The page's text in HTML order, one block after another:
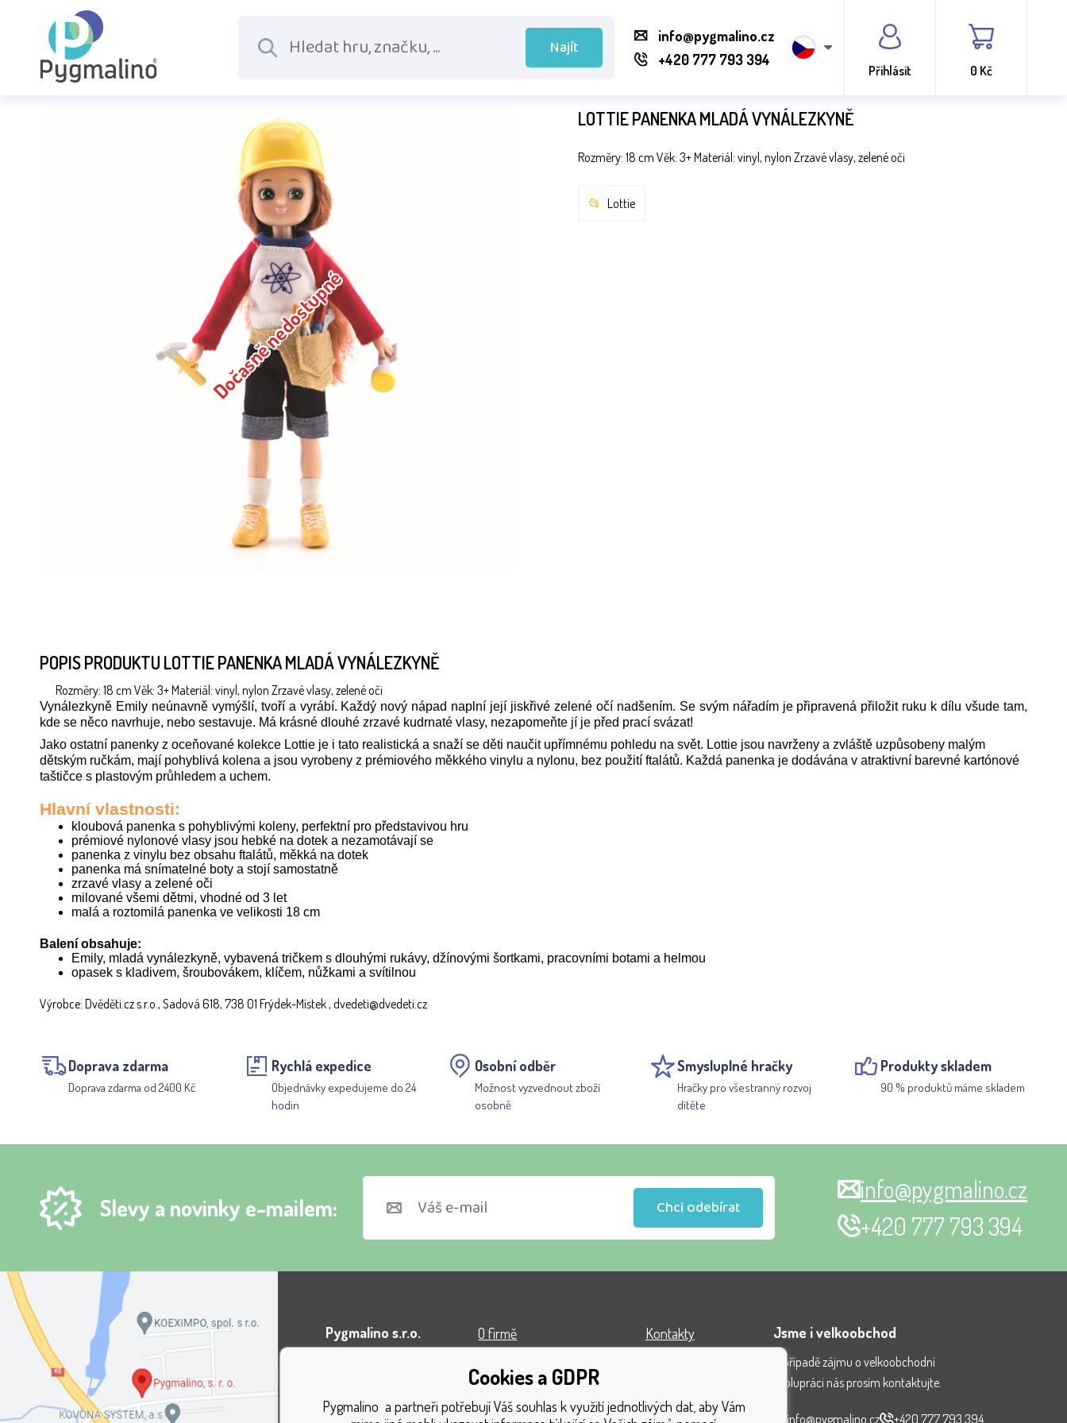
Najít
info@pygmalino.cz
+420 777 793 394
Přihlásit 0 Kč
Dočasně nedostupné
LOTTIE PANENKA MLADÁ VYNÁLEZKYNĚ
Rozměry: 18 cm Věk: 3+ Materiál: vinyl, nylon Zrzavé vlasy, zelené oči
Lottie
POPIS PRODUKTU LOTTIE PANENKA MLADÁ VYNÁLEZKYNĚ
Rozměry: 18 cm Věk: 3+ Materiál: vinyl, nylon Zrzavé vlasy, zelené oči
Vynálezkyně Emily neúnavně vymýšlí, tvoří a vyrábí. Každý nový nápad naplní její jiskřivé zelené očí nadšením. Se svým nářadím je připravená přiložit ruku k dílu všude tam,
kde se něco navrhuje, nebo sestavuje. Má krásné dlouhé zrzavé kudrnaté vlasy, nezapomeňte jí je před prací svázat!
Jako ostatní panenky z oceňované kolekce Lottie je i tato realistická a snaží se děti naučit upřímnému pohledu na svět. Lottie jsou navrženy a zvláště uzpůsobeny malým
dětským ručkám, mají pohyblivá kolena a jsou vyrobeny z prémiového měkkého vinylu a nylonu, bez použití ftalátů. Každá panenka je dodávána v atraktivní barevné kartónové
taštičce s plastovým průhledem a uchem.
Hlavní vlastnosti:
kloubová panenka s pohyblivými koleny, perfektní pro představivou hru
prémiové nylonové vlasy jsou hebké na dotek a nezamotávají se
panenka z vinylu bez obsahu ftalátů, měkká na dotek
panenka má snímatelné boty a stojí samostatně
zrzavé vlasy a zelené oči
milované všemi dětmi, vhodné od 3 let
malá a roztomilá panenka ve velikosti 18 cm
Balení obsahuje:
Emily, mladá vynálezkyně, vybavená tričkem s dlouhými rukávy, džínovými šortkami, pracovními botami a helmou
opasek s kladivem, šroubovákem, klíčem, nůžkami a svítilnou
Výrobce: Dvěděti.cz s.r.o., Sadová 618, 738 01 Frýdek-Místek , dvedeti@dvedeti.cz
Doprava zdarma
Doprava zdarma od 2400 Kč
Rychlá expedice
Objednávky expedujeme do 24
hodin
Osobní odběr
Možnost vyzvednout zboží
osobně
Smysluplné hračky
Hračky pro všestranný rozvoj
dítěte
Produkty skladem
90 % produktů máme skladem
Slevy a novinky e-mailem: Chci odebírat
info@pygmalino.cz
+420 777 793 394
Pygmalino s.r.o.
737 01 Český Těšín
O firmě
Doprava
Platba
Kontakty
Katalog hraček
Jsme i velkoobchod
V případě zájmu o velkoobchodní
spolupráci nás prosím kontaktujte.
info@pygmalino.cz +420 777 793 394
Cookies a GDPR
Pygmalino a partneři potřebují Váš souhlas k využití jednotlivých dat, aby Vám